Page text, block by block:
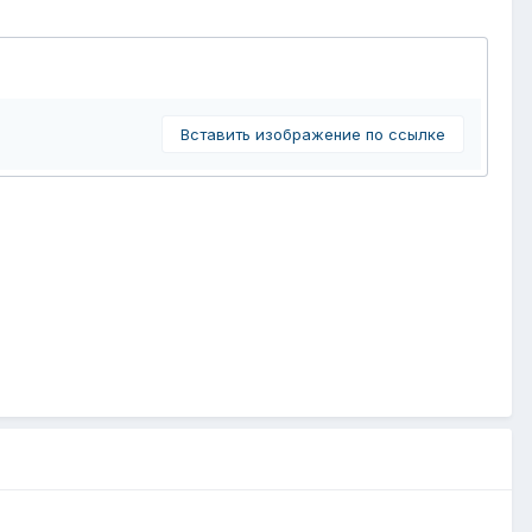
Вставить изображение по ссылке